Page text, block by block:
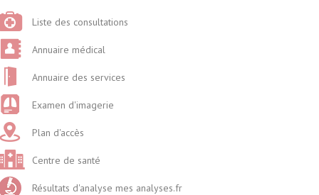
Liste des consultations
Annuaire médical
Annuaire des services
Examen d'imagerie
Plan d'accès
Centre de santé
Résultats d'analyse mes analyses.fr